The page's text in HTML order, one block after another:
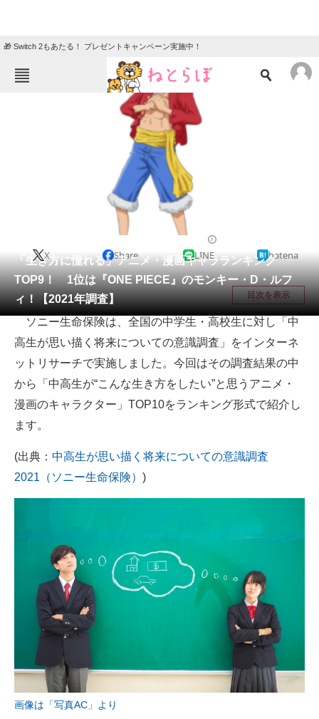
🎁 Switch 2もあたる！ プレゼントキャンペーン実施中！
ニュース
クイズ
地域
教育・育児
リサーチ
会員記事
メディア
注目記事を集めた総合ページ
ITの今と未来を見通す
スマホと通信の最新トレンド
進化するPCとデバイスの未来
ビジネスと働き方のヒント
経営リーダーのコミュニティ
マーケ×ITの今がよく分かる
ITエンジニア向け専門サイト
企業向けIT製品の総合サイト
IT製品の技術・比較・事例
「生き方に憧れる」アニメ・漫画キャラランキング
TOP9！ 1位は『ONE PIECE』のモンキー・D・ルフ
ィ！【2021年調査】
X Share LINE hatena
目次を表示
ソニー生命保険は、全国の中学生・高校生に対し「中
高生が思い描く将来についての意識調査」をインターネ
ットリサーチで実施しました。今回はその調査結果の中
から「中高生が“こんな生き方をしたい”と思うアニメ・
漫画のキャラクター」TOP10をランキング形式で紹介し
ます。
(出典： 中高生が思い描く将来についての意識調査
2021（ソニー生命保険） )
画像は「写真AC」より